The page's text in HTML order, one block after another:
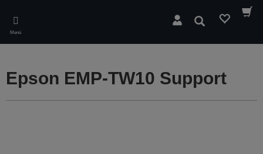
main
content
Menü
Suchen
Epson EMP-TW10 Support